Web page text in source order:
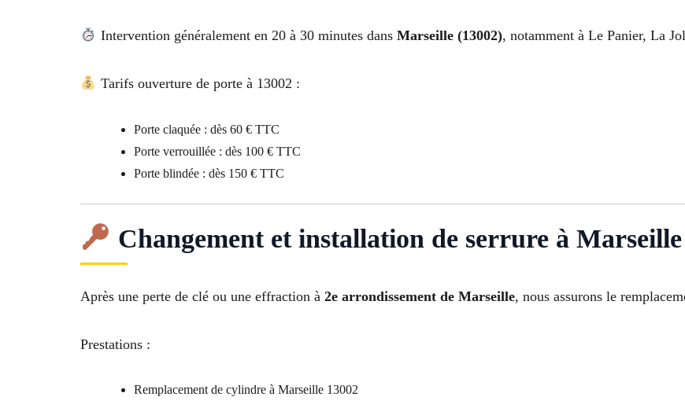
Intervention généralement en 20 à 30 minutes dans Marseille (13002), notamment à Le Panier, La
Tarifs ouverture de porte à 13002 :
Porte claquée : dès 60 € TTC
Porte verrouillée : dès 100 € TTC
Porte blindée : dès 150 € TTC
Changement et installation de serrure à Marseille
Après une perte de clé ou une effraction à 2e arrondissement de Marseille, nous assurons le
Prestations :
Remplacement de cylindre à Marseille 13002